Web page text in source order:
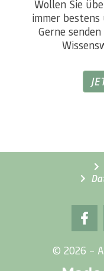
Wollen Sie
immer
Gerne
© 2026 –